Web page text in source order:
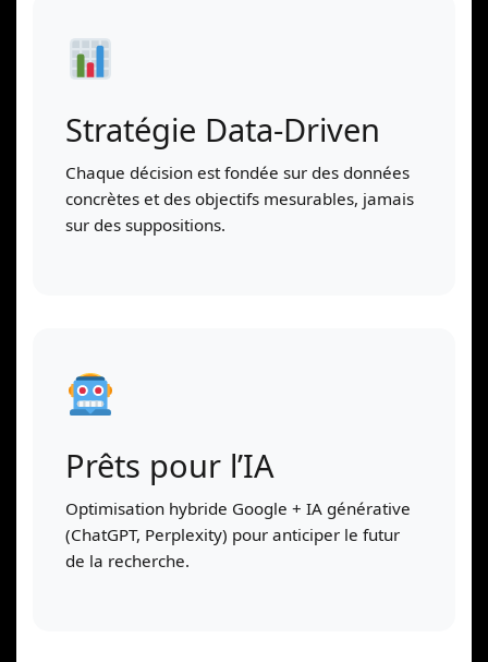
Stratégie Data-Driven
Chaque décision est fondée sur des données
concrètes et des objectifs mesurables, jamais
sur des suppositions.
Prêts pour l’IA
Optimisation hybride Google + IA générative
(ChatGPT, Perplexity) pour anticiper le futur
de la recherche.